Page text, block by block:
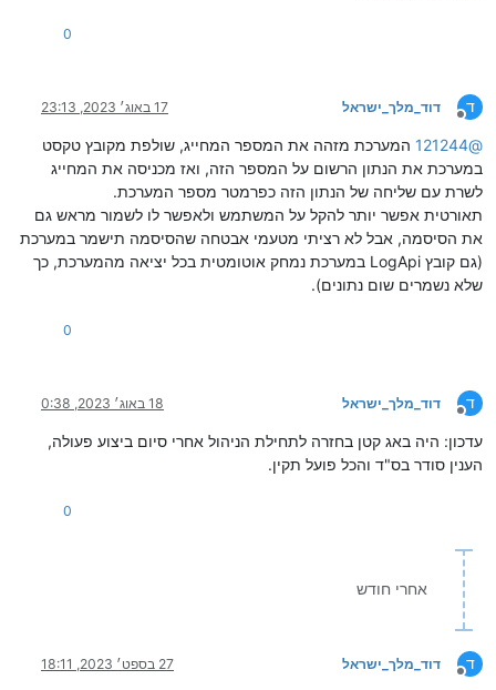
0
ד
מנותק
דוד_מלך_ישראל 17 באוג׳ 2023, 23:13
@
121244 המערכת מזהה את המספר המחייג, שולפת מקובץ טקסט
במערכת את הנתון הרשום על המספר הזה, ואז מכניסה את המחייג
לשרת עם שליחה של הנתון הזה כפרמטר מספר המערכת.
תאורטית אפשר יותר להקל על המשתמש ולאפשר לו לשמור מראש גם
את הסיסמה, אבל לא רציתי מטעמי אבטחה שהסיסמה תישמר במערכת
(גם קובץ LogApi במערכת נמחק אוטומטית בכל יציאה מהמערכת, כך
שלא נשמרים שום נתונים).
0
ד
מנותק
דוד_מלך_ישראל 18 באוג׳ 2023, 0:38
עדכון: היה באג קטן בחזרה לתחילת הניהול אחרי סיום ביצוע פעולה,
הענין סודר בס"ד והכל פועל תקין.
0
אחרי חודש
ד
מנותק
דוד_מלך_ישראל 27 בספט׳ 2023, 18:11